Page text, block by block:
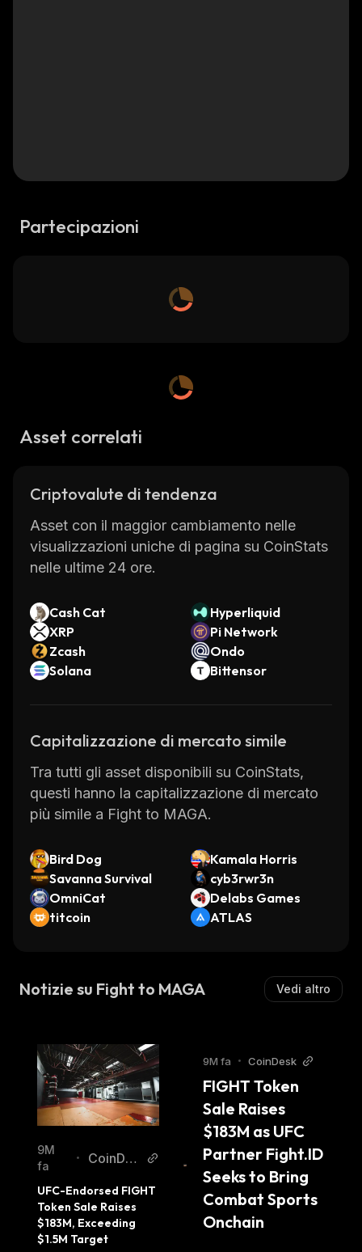
Partecipazioni
Asset correlati
Criptovalute di tendenza
Asset con il maggior cambiamento nelle
visualizzazioni uniche di pagina su CoinStats
nelle ultime 24 ore.
Cash Cat
Hyperliquid
XRP
Pi Network
Zcash
Ondo
Solana
Bittensor
Capitalizzazione di mercato simile
Tra tutti gli asset disponibili su CoinStats,
questi hanno la capitalizzazione di mercato
più simile a Fight to MAGA.
Bird Dog
Kamala Horris
Savanna Survival
cyb3rwr3n
OmniCat
Delabs Games
titcoin
ATLAS
Notizie su Fight to MAGA Vedi altro
9M
fa
•
CoinDes
UFC-Endorsed FIGHT
Token Sale Raises
$183M, Exceeding
$1.5M Target
9M fa • CoinDesk
FIGHT Token
Sale Raises
$183M as UFC
Partner Fight.ID
Seeks to Bring
Combat Sports
Onchain